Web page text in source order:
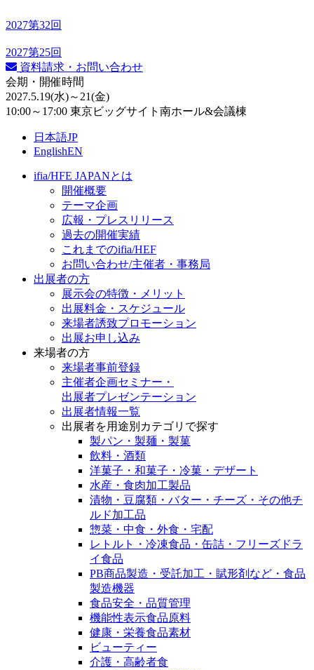
2027第32回
2027第25回
資料請求・お問い合わせ
会期・開催時間
2027.5.19(水)～21(金)
10:00～17:00 東京ビッグサイト南ホール&会議棟
日本語JP
EnglishEN
ifia/HFE JAPANとは
開催概要
テーマ企画
広報・プレスリリース
過去の開催実績
これまでのifia/HEF
お問い合わせ/主催者・事務局
出展者の方
展示会の特徴・メリット
出展料⾦・スケジュール
来場者誘致プロモーション
出展お申し込み
来場者の方
来場者事前登録
主催者企画セミナー・
出展者プレゼンテーション
出展者情報一覧
出展者を用途別カテゴリで探す
製パン・製麺・製菓
飲料・酒類
洋菓子・和菓子・冷菓・デザート
水産・食肉加工製品
漬物・豆腐類・バター・チーズ・その他チ
ルド加工品
惣菜・中食・外食・宅配
レトルト・冷凍食品・缶詰・フリーズドラ
イ食品
PB商品製造・受託加工・賦形剤など・食品
製造機器
食品安全・品質管理
機能性表示食品原料
健康・栄養食品素材
ビューティー
介護・高齢者食